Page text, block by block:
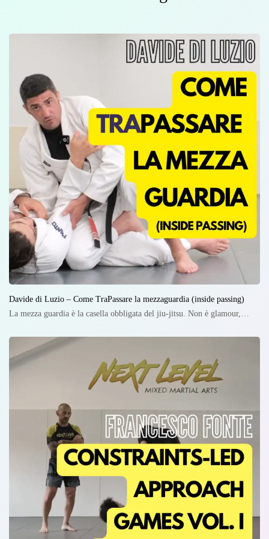
Davide di Luzio – Come TraPassare la mezzaguardia (inside passing)
La mezza guardia è la casella obbligata del jiu-jitsu. Non è glamour,…